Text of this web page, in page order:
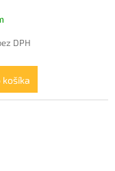
DPH
košíka